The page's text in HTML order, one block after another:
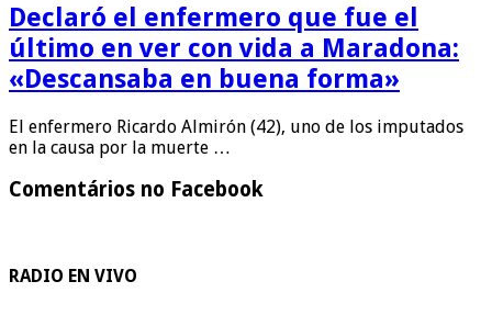
Declaró el enfermero que fue el
último en ver con vida a Maradona:
«Descansaba en buena forma»
El enfermero Ricardo Almirón (42), uno de los imputados
en la causa por la muerte …
Comentários no Facebook
RADIO EN VIVO